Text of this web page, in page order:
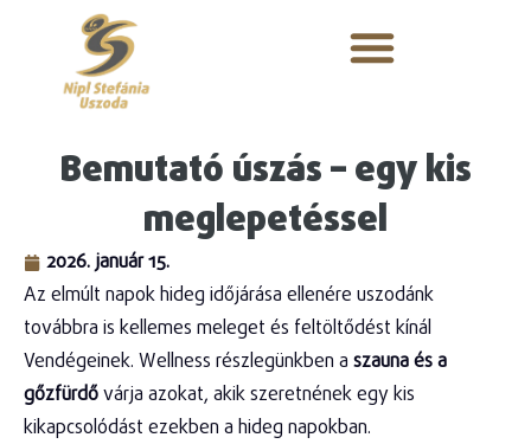
Bemutató úszás – egy kis
meglepetéssel
2026. január 15.
Az elmúlt napok hideg időjárása ellenére uszodánk
továbbra is kellemes meleget és feltöltődést kínál
Vendégeinek. Wellness részlegünkben a szauna és a
gőzfürdővárja azokat, akik szeretnének egy kis
kikapcsolódást ezekben a hideg napokban.